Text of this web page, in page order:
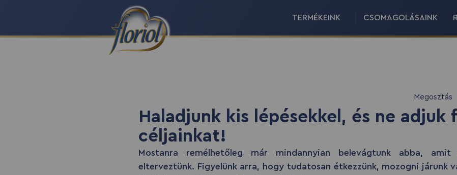
TERMÉKEINK CSOMAGOLÁSAINK
Megosztás
Haladjunk kis lépésekkel, és ne adjuk
céljainkat!
Mostanra remélhetőleg már mindannyian belevágtunk abba,
elterveztünk. Figyelünk arra, hogy tudatosan étkezzünk, mozogni járunk